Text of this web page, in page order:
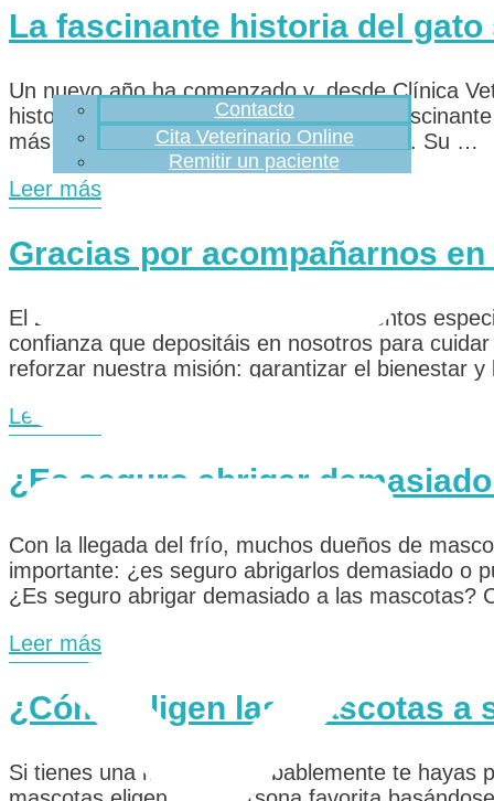
Contacto
Cita Veterinario Online
Remitir un paciente
La fascinante historia del
Un nuevo año ha comenzado y, desde Clínica
historia curiosa: la del gato siamés. La
más antiguas y reconocidas en el mundo. Su …
Leer más
Gracias por acompañarnos en
El 2024 ha sido un año lleno de momentos
confianza que depositáis en nosotros para
reforzar nuestra misión: garantizar el bienestar
Leer más
¿Es seguro abrigar
Con la llegada del frío, muchos dueños de
importante: ¿es seguro abrigarlos demasiado o
¿Es seguro abrigar demasiado a las mascotas?
Leer más
¿Cómo eligen las mascotas a
Si tienes una mascota, probablemente te hayas